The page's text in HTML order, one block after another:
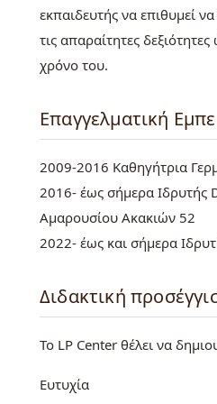
εκπαιδευτής να επιθυμεί
τις απαραίτητες
χρόνο του.
Επαγγελματική
2009-2016 Καθηγήτρια
2016- έως σήμερα Ιδρυτής
Αμαρουσίου Ακακιών 52
2022- έως και σήμερα
Διδακτική
Το LP Center θέλει να
Ευτυχία